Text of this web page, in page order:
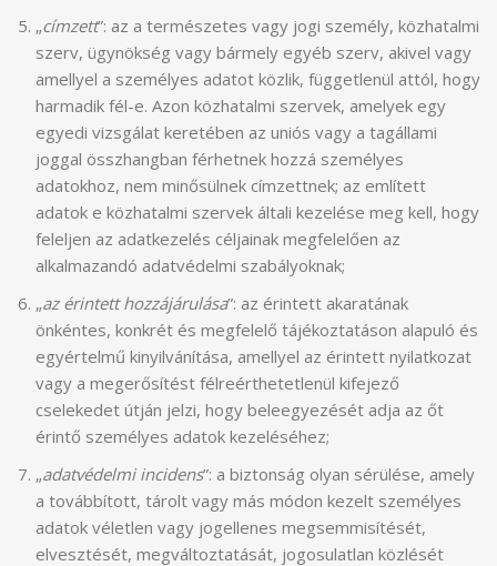
„címzett”: az a természetes vagy jogi személy, közhatalmi
szerv, ügynökség vagy bármely egyéb szerv, akivel vagy
amellyel a személyes adatot közlik, függetlenül attól, hogy
harmadik fél-e. Azon közhatalmi szervek, amelyek egy
egyedi vizsgálat keretében az uniós vagy a tagállami
joggal összhangban férhetnek hozzá személyes
adatokhoz, nem minősülnek címzettnek; az említett
adatok e közhatalmi szervek általi kezelése meg kell, hogy
feleljen az adatkezelés céljainak megfelelően az
alkalmazandó adatvédelmi szabályoknak;
„az érintett hozzájárulása”: az érintett akaratának
önkéntes, konkrét és megfelelő tájékoztatáson alapuló és
egyértelmű kinyilvánítása, amellyel az érintett nyilatkozat
vagy a megerősítést félreérthetetlenül kifejező
cselekedet útján jelzi, hogy beleegyezését adja az őt
érintő személyes adatok kezeléséhez;
„adatvédelmi incidens”: a biztonság olyan sérülése, amely
a továbbított, tárolt vagy más módon kezelt személyes
adatok véletlen vagy jogellenes megsemmisítését,
elvesztését, megváltoztatását, jogosulatlan közlését